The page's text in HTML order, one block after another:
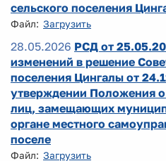
сельского поселения
Файл: Загрузить
28.05.2026 РСД от
изменений в решение
поселения Цингалы от
утверждении Положения
лиц, замещающих
органе местного
поселе
Файл: Загрузить